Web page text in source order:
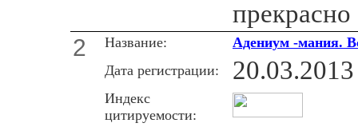
прекрасно
2 Название:
Адениум -мания.
Дата регистрации:
20.03.2013
Индекс
цитируемости: